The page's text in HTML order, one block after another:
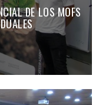
DE LOS MOFS